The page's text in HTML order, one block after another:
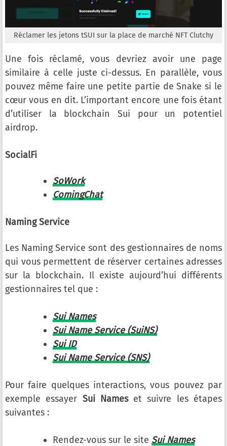
Réclamer les jetons tSUI sur la place de marché NFT Clutchy
Une fois réclamé, vous devriez avoir une page
similaire à celle juste ci-dessus. En parallèle, vous
pouvez même faire une petite partie de Snake si le
cœur vous en dit. L’important encore une fois étant
d’utiliser la blockchain Sui pour un potentiel
airdrop.
SocialFi
SoWork
ComingChat
Naming Service
Les Naming Service sont des gestionnaires de noms
qui vous permettent de réserver certaines adresses
sur la blockchain. Il existe aujourd’hui différents
gestionnaires tel que :
Sui Names
Sui Name Service (SuiNS)
Sui ID
Sui Name Service (SNS)
Pour faire quelques interactions, vous pouvez par
exemple essayer Sui Nameset suivre les étapes
suivantes :
Rendez-vous sur le site Sui Names